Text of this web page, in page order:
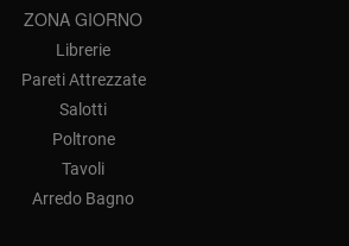
ZONA GIORNO
Librerie
Pareti Attrezzate
Salotti
Poltrone
Tavoli
Arredo Bagno